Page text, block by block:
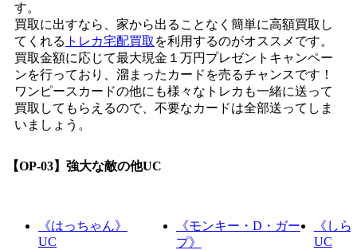
す。
買取に出すなら、家から出ることなく簡単に高額買取し
てくれる トレカ宅配買取 を利用するのがオススメです。
買取金額に応じて最大現金１万円プレゼントキャンペー
ンを行っており、溜まったカードを売るチャンスです！
ワンピースカードの他にも様々なトレカも一緒に送って
買取してもらえるので、不要なカードは全部送ってしま
いましょう。
【OP-03】強大な敵の他UC
《はっちゃん》
UC
《モンキー・D・ガー
プ》
《し
UC